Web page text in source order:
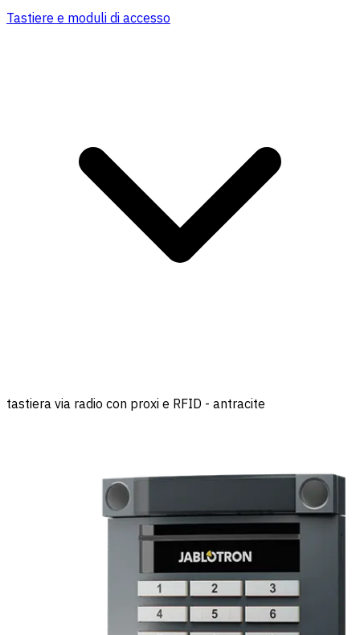
Tastiere e moduli di accesso
tastiera via radio con proxi e RFID - antracite